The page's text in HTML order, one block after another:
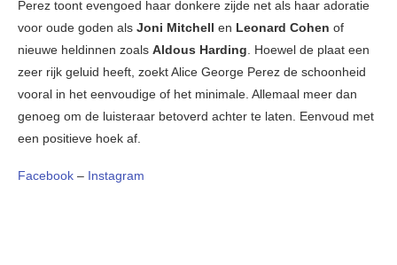
Perez toont evengoed haar donkere zijde net als haar adoratie
voor oude goden als Joni Mitchell en Leonard Cohen of
nieuwe heldinnen zoals Aldous Harding . Hoewel de plaat een
zeer rijk geluid heeft, zoekt Alice George Perez de schoonheid
vooral in het eenvoudige of het minimale. Allemaal meer dan
genoeg om de luisteraar betoverd achter te laten. Eenvoud met
een positieve hoek af.
Facebook – Instagram